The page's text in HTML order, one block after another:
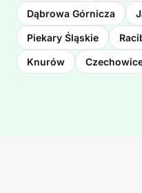
Dąbrowa Górnicza
Piekary Śląskie
Knurów